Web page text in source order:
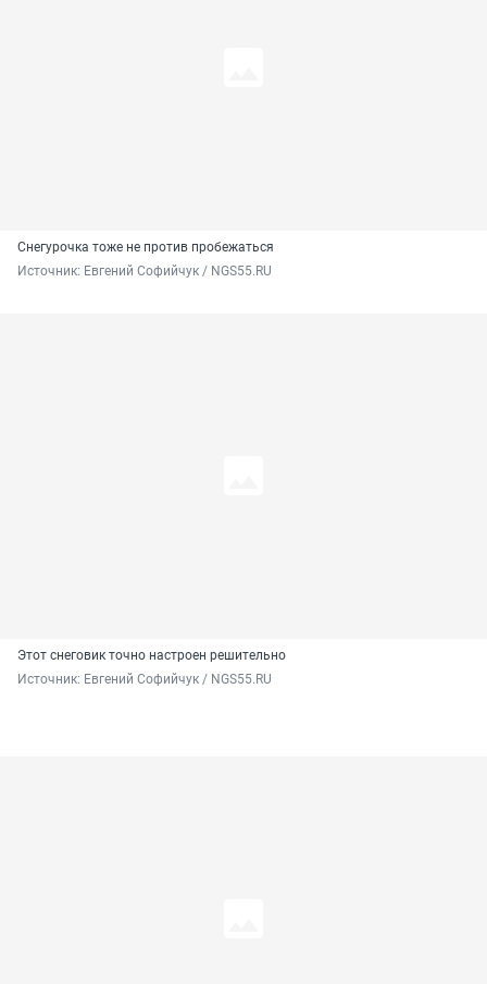
Снегурочка тоже не против пробежаться
Источник: Евгений Софийчук / NGS55.RU
Этот снеговик точно настроен решительно
Источник: Евгений Софийчук / NGS55.RU